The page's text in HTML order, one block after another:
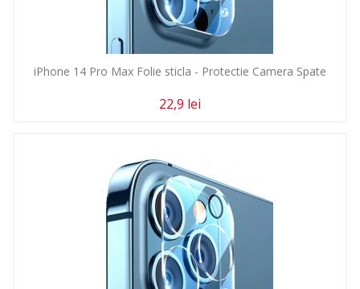
iPhone 14 Pro Max Folie sticla - Protectie Camera Spate
22,9 lei